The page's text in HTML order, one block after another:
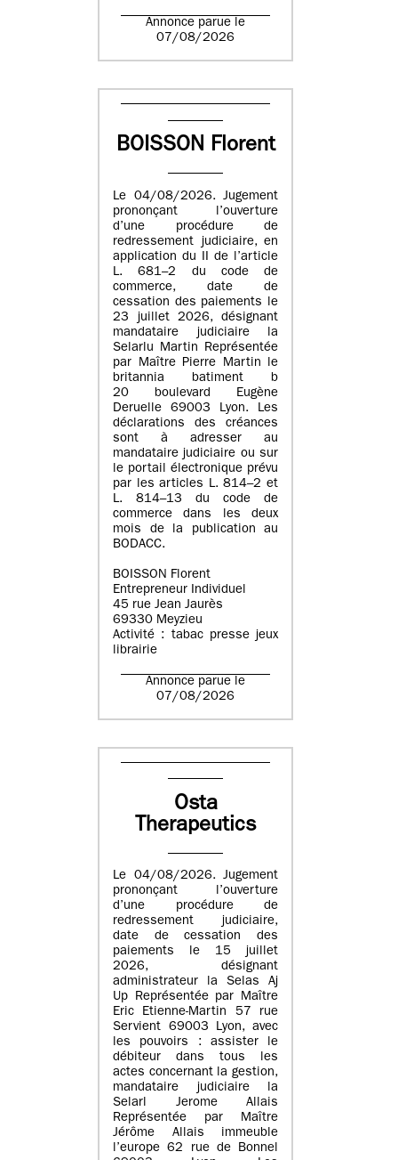
Annonce parue le
07/08/2026
BOISSON Florent
Le 04/08/2026. Jugement
prononçant l’ouverture
d’une procédure de
redressement judiciaire, en
application du II de l’article
L. 681–2 du code de
commerce, date de
cessation des paiements le
23 juillet 2026, désignant
mandataire judiciaire la
Selarlu Martin Représentée
par Maître Pierre Martin le
britannia batiment b
20 boulevard Eugène
Deruelle 69003 Lyon. Les
déclarations des créances
sont à adresser au
mandataire judiciaire ou sur
le portail électronique prévu
par les articles L. 814–2 et
L. 814–13 du code de
commerce dans les deux
mois de la publication au
BODACC.
BOISSON Florent
Entrepreneur Individuel
45 rue Jean Jaurès
69330 Meyzieu
Activité : tabac presse jeux
librairie
Annonce parue le
07/08/2026
Osta
Therapeutics
Le 04/08/2026. Jugement
prononçant l’ouverture
d’une procédure de
redressement judiciaire,
date de cessation des
paiements le 15 juillet
2026, désignant
administrateur la Selas Aj
Up Représentée par Maître
Eric Etienne-Martin 57 rue
Servient 69003 Lyon, avec
les pouvoirs : assister le
débiteur dans tous les
actes concernant la gestion,
mandataire judiciaire la
Selarl Jerome Allais
Représentée par Maître
Jérôme Allais immeuble
l’europe 62 rue de Bonnel